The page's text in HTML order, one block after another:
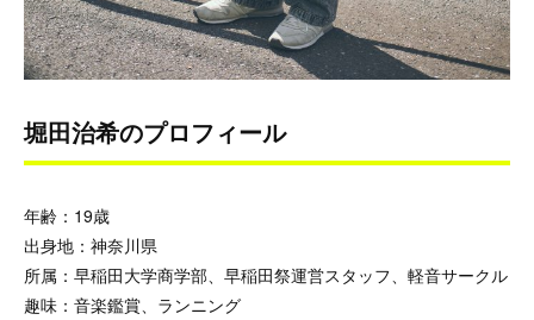
堀田治希のプロフィール
年齢：19歳
出身地：神奈川県
所属：早稲田大学商学部、早稲田祭運営スタッフ、軽音サークル
趣味：音楽鑑賞、ランニング